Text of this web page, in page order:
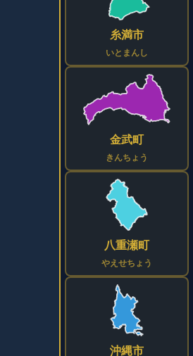
糸満市
いとまんし
金武町
きんちょう
八重瀬町
やえせちょう
沖縄市